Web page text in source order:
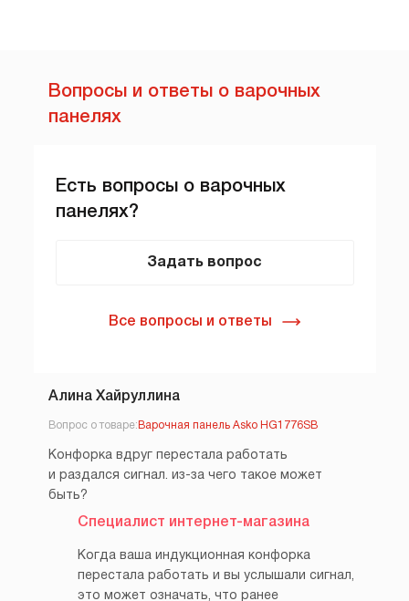
Вопросы и ответы о варочных
панелях
Алина Хайруллина
Вопрос о товаре: Варочная панель Asko HG1776SB
Конфорка вдруг перестала работать
и раздался сигнал. из-за чего такое может
быть?
Специалист интернет-магазина
Когда ваша индукционная конфорка
перестала работать и вы услышали сигнал,
это может означать, что ранее
Есть вопросы о варочных
панелях?
Задать вопрос
Все вопросы и ответы